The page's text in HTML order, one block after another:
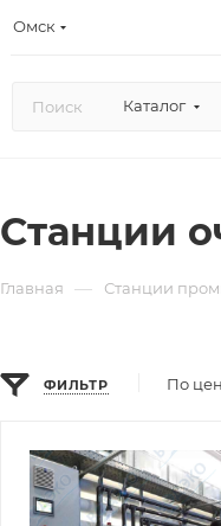
Омск
Каталог
Станции
Главная — Станции
ФИЛЬТР По